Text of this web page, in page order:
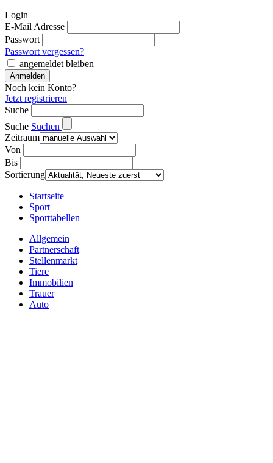
Login
E-Mail Adresse
Passwort
Passwort vergessen?
angemeldet bleiben
Noch kein Konto?
Jetzt registrieren
Suche
Suche Suchen
Zeitraum
Von
Bis
Sortierung
Startseite
Sport
Sporttabellen
Allgemein
Partnerschaft
Stellenmarkt
Tiere
Immobilien
Trauer
Auto